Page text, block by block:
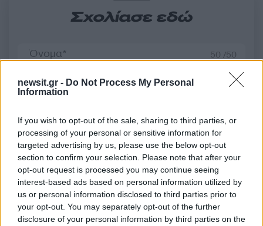
newsit.gr - Do Not Process My Personal
Information
If you wish to opt-out of the sale, sharing to third parties, or
processing of your personal or sensitive information for
targeted advertising by us, please use the below opt-out
section to confirm your selection. Please note that after your
opt-out request is processed you may continue seeing
interest-based ads based on personal information utilized by
us or personal information disclosed to third parties prior to
your opt-out. You may separately opt-out of the further
disclosure of your personal information by third parties on the
Σχολίασε εδώ
50 /50
2000 /2000
Υποβολή σχολίου
Όροι Χρήσης. Το site προστατεύεται από reCAPTCHA, ισχύουν
Πολιτική Απορρήτου &Όροι Χρήσηςτης Google.
Lifestyle
ΕΛΕΝΗ ΧΑΤΖΙΔΟΥ
ΕΤΕΟΚΛΗΣ ΠΑΥΛΟΥ